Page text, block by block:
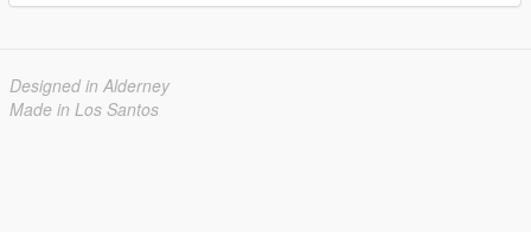
Designed in Alderney
Made in Los Santos